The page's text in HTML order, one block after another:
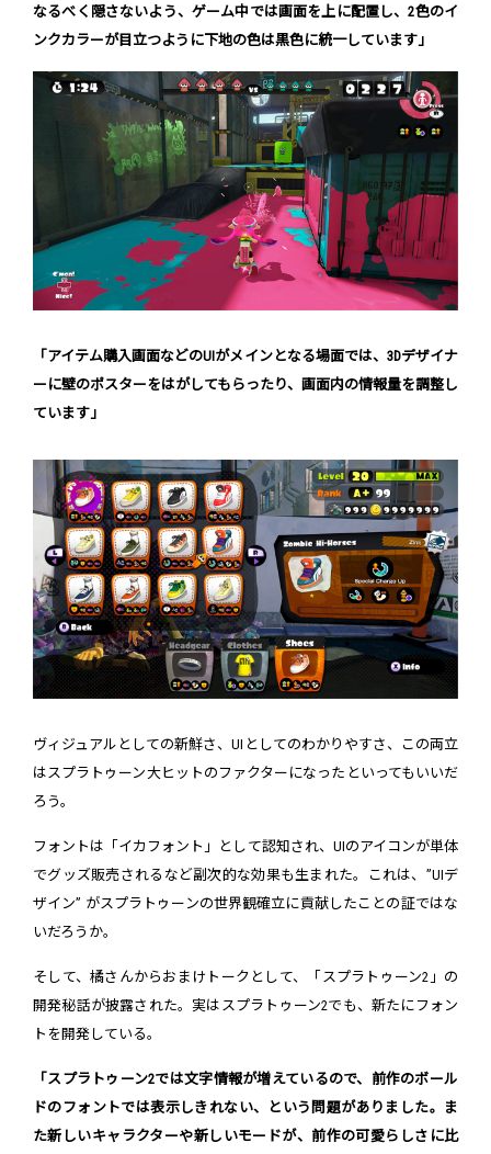
なるべく隠さないよう、ゲーム中では画面を上に配置し、2色のイ
ンクカラーが目立つように下地の色は黒色に統一しています」
「アイテム購入画面などのUIがメインとなる場面では、3Dデザイナ
ーに壁のポスターをはがしてもらったり、画面内の情報量を調整し
ています」
ヴィジュアルとしての新鮮さ、UIとしてのわかりやすさ、この両立
はスプラトゥーン大ヒットのファクターになったといってもいいだ
ろう。
フォントは「イカフォント」として認知され、UIのアイコンが単体
でグッズ販売されるなど副次的な効果も生まれた。これは、”UIデ
ザイン” がスプラトゥーンの世界観確立に貢献したことの証ではな
いだろうか。
そして、橘さんからおまけトークとして、「スプラトゥーン2」の
開発秘話が披露された。実はスプラトゥーン2でも、新たにフォン
トを開発している。
「スプラトゥーン2では文字情報が増えているので、前作のボール
ドのフォントでは表示しきれない、という問題がありました。ま
た新しいキャラクターや新しいモードが、前作の可愛らしさに比